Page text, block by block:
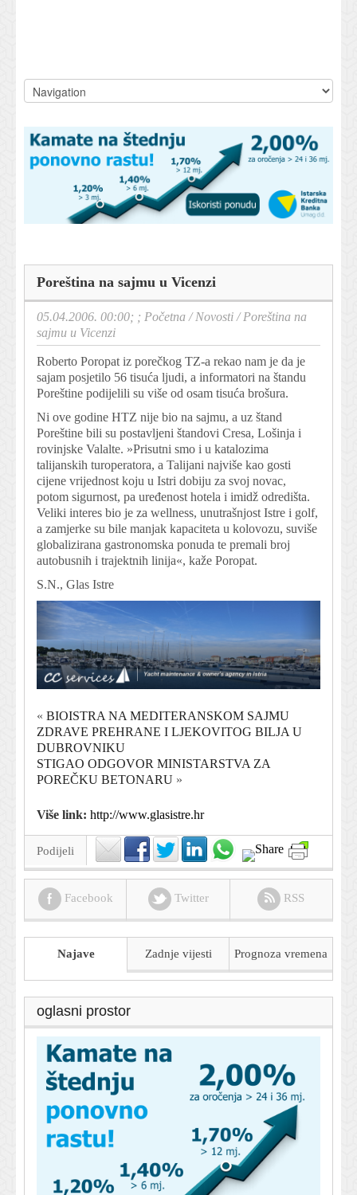
Poreština na sajmu u Vicenzi
05.04.2006. 00:00; ; Početna /Novosti /Poreština na
sajmu u Vicenzi
Roberto Poropat iz porečkog TZ-a rekao nam je da je
sajam posjetilo 56 tisuća ljudi, a informatori na štandu
Poreštine podijelili su više od osam tisuća brošura.
Ni ove godine HTZ nije bio na sajmu, a uz štand
Poreštine bili su postavljeni štandovi Cresa, Lošinja i
rovinjske Valalte. »Prisutni smo i u katalozima
talijanskih turoperatora, a Talijani najviše kao gosti
cijene vrijednost koju u Istri dobiju za svoj novac,
potom sigurnost, pa uređenost hotela i imidž odredišta.
Veliki interes bio je za wellness, unutrašnjost Istre i golf,
a zamjerke su bile manjak kapaciteta u kolovozu, suviše
globalizirana gastronomska ponuda te premali broj
autobusnih i trajektnih linija«, kaže Poropat.
S.N., Glas Istre
« BIOISTRA NA MEDITERANSKOM SAJMU
ZDRAVE PREHRANE I LJEKOVITOG BILJA U
DUBROVNIKU
STIGAO ODGOVOR MINISTARSTVA ZA
POREČKU BETONARU »
Više link: http://www.glasistre.hr
Podijeli
Facebook Twitter RSS
Najave Zadnje vijesti Prognoza vremena
oglasni prostor